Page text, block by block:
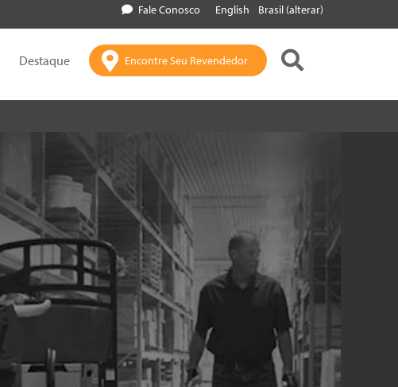
Fale Conosco English Brasil (alterar)
Destaque Encontre Seu Revendedor